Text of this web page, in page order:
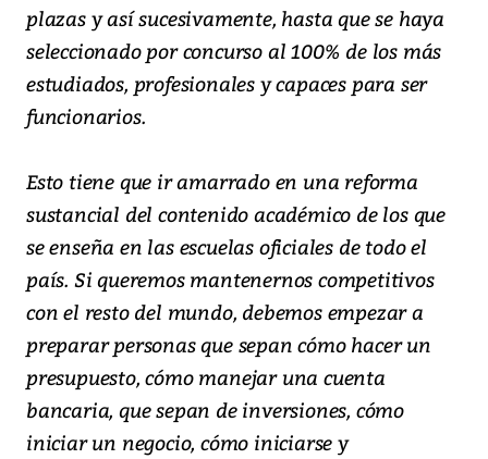
plazas y así sucesivamente, hasta que se haya
seleccionado por concurso al 100% de los más
estudiados, profesionales y capaces para ser
funcionarios.
Esto tiene que ir amarrado en una reforma
sustancial del contenido académico de los que
se enseña en las escuelas oficiales de todo el
país. Si queremos mantenernos competitivos
con el resto del mundo, debemos empezar a
preparar personas que sepan cómo hacer un
presupuesto, cómo manejar una cuenta
bancaria, que sepan de inversiones, cómo
iniciar un negocio, cómo iniciarse y